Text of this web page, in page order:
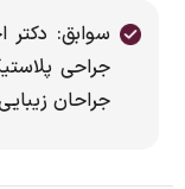
سوابق:
جراحی
جراحان